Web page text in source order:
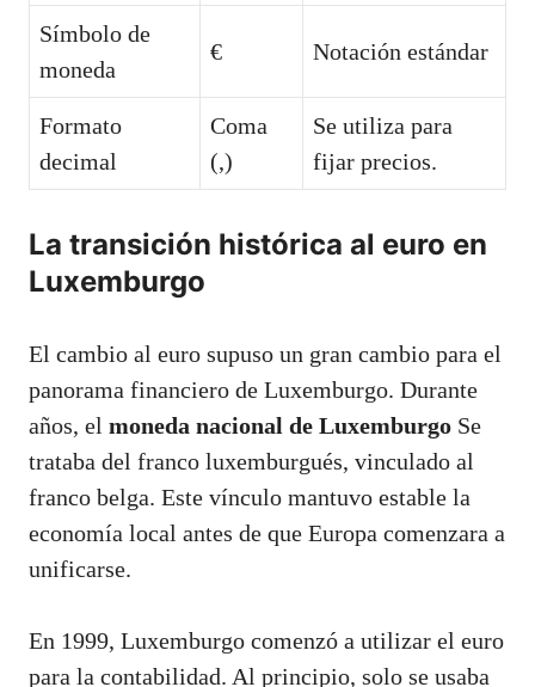
Símbolo de
moneda
€ Notación estándar
Formato
decimal
Coma
(,)
Se utiliza para
fijar precios.
La transición histórica al euro en
Luxemburgo
El cambio al euro supuso un gran cambio para el
panorama financiero de Luxemburgo. Durante
años, el moneda nacional de Luxemburgo Se
trataba del franco luxemburgués, vinculado al
franco belga. Este vínculo mantuvo estable la
economía local antes de que Europa comenzara a
unificarse.
En 1999, Luxemburgo comenzó a utilizar el euro
para la contabilidad. Al principio, solo se usaba